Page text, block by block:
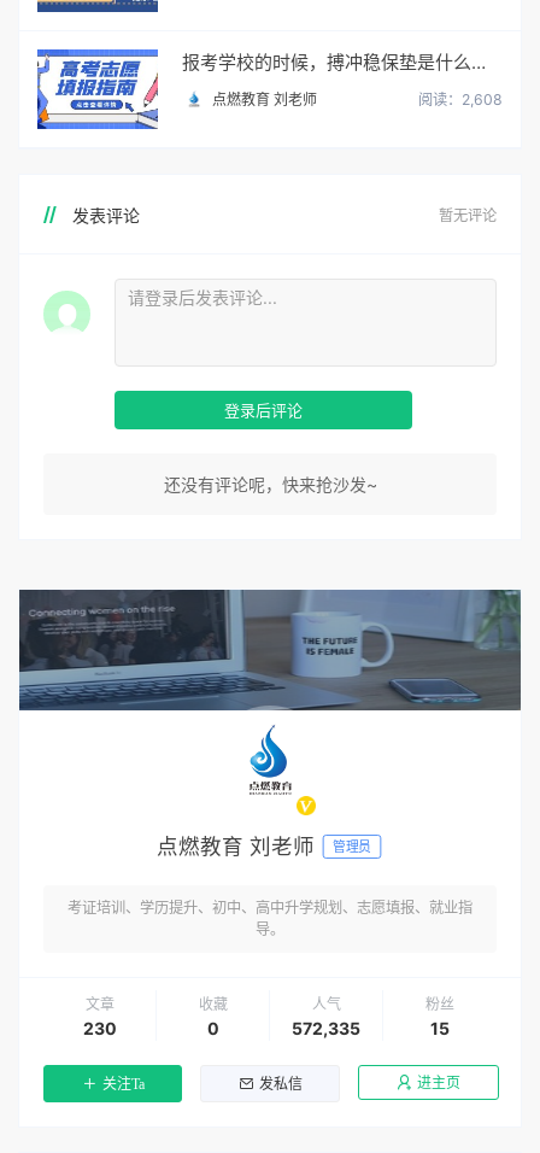
报考学校的时候，搏冲稳保垫是什么意思？怎么填？
点燃教育 刘老师 阅读：2,608
发表评论 暂无评论
登录后评论
还没有评论呢，快来抢沙发~
点燃教育 刘老师 管理员
考证培训、学历提升、初中、高中升学规划、志愿填报、就业指
导。
文章
230
收藏
0
人气
572,335
粉丝
15
关注Ta 发私信 进主页